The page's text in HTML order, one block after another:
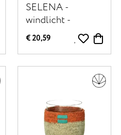
SELENA -
windlicht -
seleniet - DIA 7 x
H 8 cm - roze
€ 20,59